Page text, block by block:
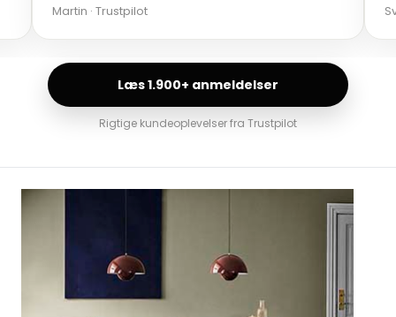
Martin · Trustpilot
Læs 1.900+ anmeldelser
Rigtige kundeoplevelser fra Trustpilot